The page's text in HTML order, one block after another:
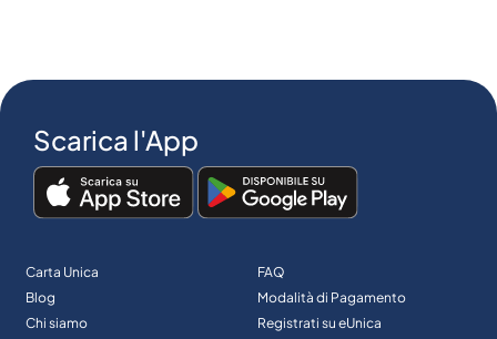
Scarica l'App
Carta Unica
Blog
Chi siamo
FAQ
Modalità di Pagamento
Registrati su eUnica